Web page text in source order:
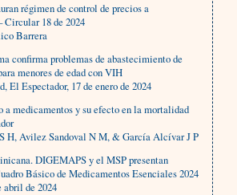
régimen de control de precios a
Circular 18 de 2024
Barrera
confirma problemas de abastecimiento de
menores de edad con VIH
El Espectador, 17 de enero de 2024
a medicamentos y su efecto en la mortalidad
H, Avilez Sandoval N M, & García Alcívar J P
DIGEMAPS y el MSP presentan
Básico de Medicamentos Esenciales 2024
abril de 2024